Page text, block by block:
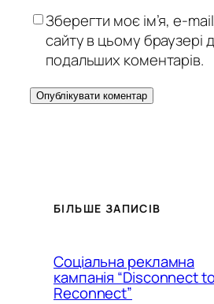
Зберегти моє ім’я, e-
сайту в цьому браузері
подальших коментарів.
БІЛЬШЕ ЗАПИСІВ
Соціальна рекламна
кампанія “Disconnect
Reconnect”